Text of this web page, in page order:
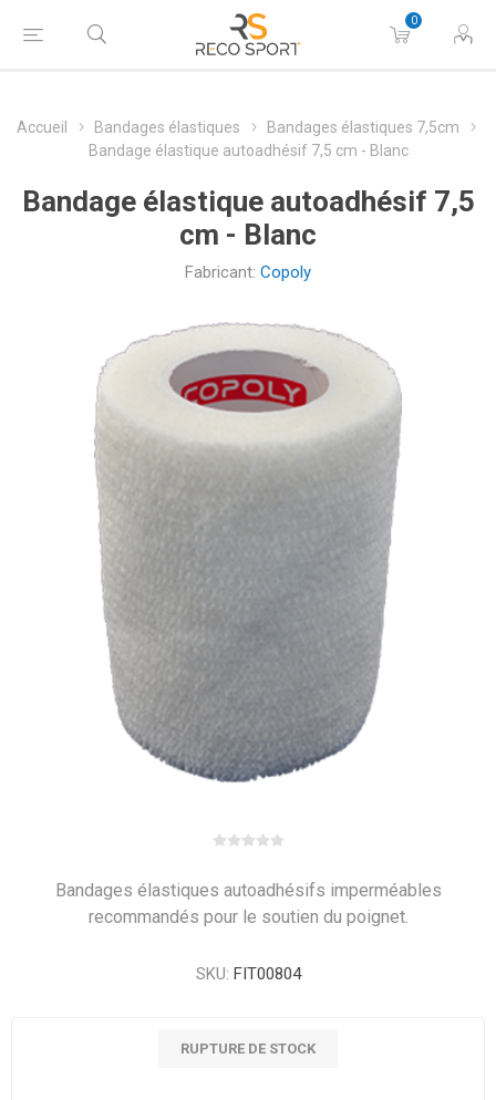
0
Accueil Bandages élastiques
Bandages élastiques 7,5cm
Bandage élastique autoadhésif 7,5 cm - Blanc
Bandage élastique autoadhésif 7,5
cm - Blanc
Fabricant: Copoly
Bandages élastiques autoadhésifs imperméables
recommandés pour le soutien du poignet.
SKU: FIT00804
RUPTURE DE STOCK